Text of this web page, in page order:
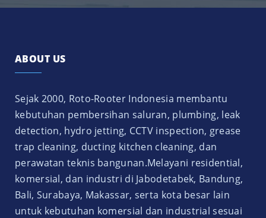
ABOUT US
Sejak 2000, Roto-Rooter Indonesia membantu
kebutuhan pembersihan saluran, plumbing, leak
detection, hydro jetting, CCTV inspection, grease
trap cleaning, ducting kitchen cleaning, dan
perawatan teknis bangunan.Melayani residential,
komersial, dan industri di Jabodetabek, Bandung,
Bali, Surabaya, Makassar, serta kota besar lain
untuk kebutuhan komersial dan industrial sesuai